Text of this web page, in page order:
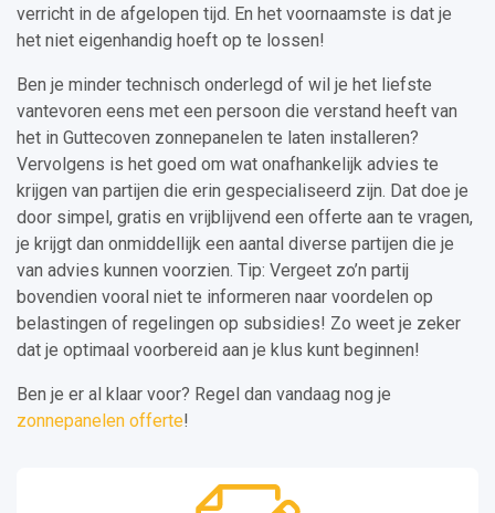
verricht in de afgelopen tijd. En het voornaamste is dat je
het niet eigenhandig hoeft op te lossen!
Ben je minder technisch onderlegd of wil je het liefste
vantevoren eens met een persoon die verstand heeft van
het in Guttecoven zonnepanelen te laten installeren?
Vervolgens is het goed om wat onafhankelijk advies te
krijgen van partijen die erin gespecialiseerd zijn. Dat doe je
door simpel, gratis en vrijblijvend een offerte aan te vragen,
je krijgt dan onmiddellijk een aantal diverse partijen die je
van advies kunnen voorzien. Tip: Vergeet zo’n partij
bovendien vooral niet te informeren naar voordelen op
belastingen of regelingen op subsidies! Zo weet je zeker
dat je optimaal voorbereid aan je klus kunt beginnen!
Ben je er al klaar voor? Regel dan vandaag nog je
zonnepanelen offerte!